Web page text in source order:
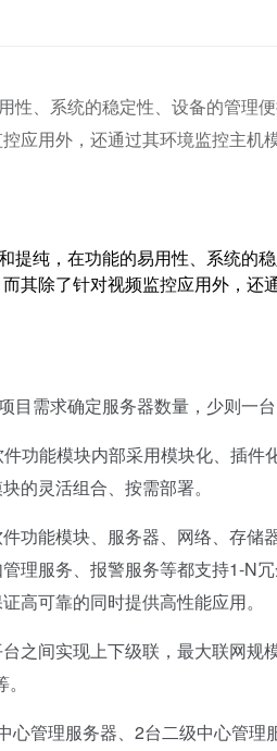
、系统的稳定性、设备的管理
应用外，还通过其环境监控主机
提纯，在功能的易用性、系统的
其除了针对视频监控应用外，还
需求确定服务器数量，少则一台
能模块内部采用模块化、插件
的灵活组合、按需部署。
能模块、服务器、网络、存储
理服务、报警服务等都支持1-N冗
高可靠的同时提供高性能应用。
间实现上下级联，最大联网规
管理服务器、2台二级中心管理